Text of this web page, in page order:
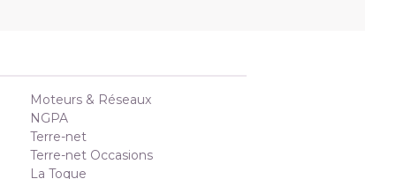
Moteurs & Réseaux
NGPA
Terre-net
Terre-net Occasions
La Toque